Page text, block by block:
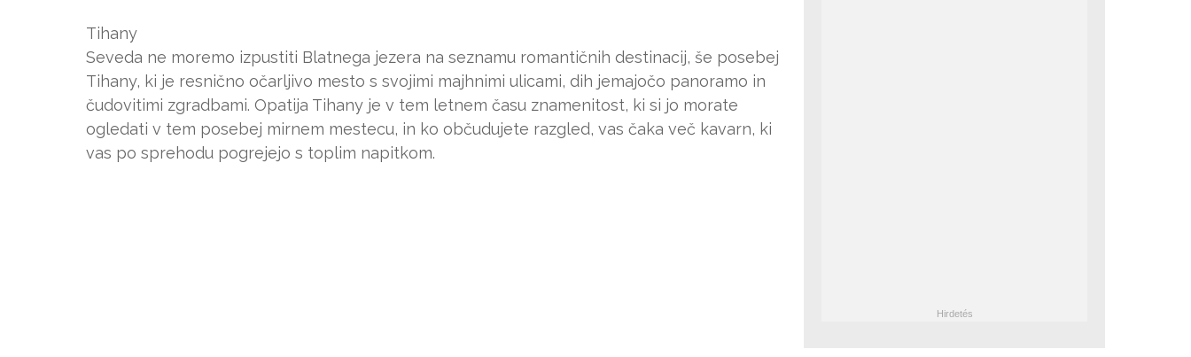
Tihany
Seveda ne moremo izpustiti Blatnega jezera na seznamu romantičnih destinacij, še posebej
Tihany, ki je resnično očarljivo mesto s svojimi majhnimi ulicami, dih jemajočo panoramo in
čudovitimi zgradbami. Opatija Tihany je v tem letnem času znamenitost, ki si jo morate
ogledati v tem posebej mirnem mestecu, in ko občudujete razgled, vas čaka več kavarn, ki
vas po sprehodu pogrejejo s toplim napitkom.